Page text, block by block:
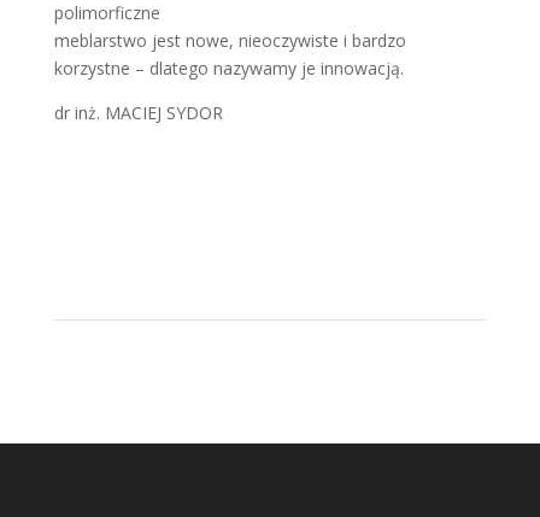
polimorficzne
meblarstwo jest nowe, nieoczywiste i bardzo
korzystne – dlatego nazywamy je innowacją.
dr inż. MACIEJ SYDOR